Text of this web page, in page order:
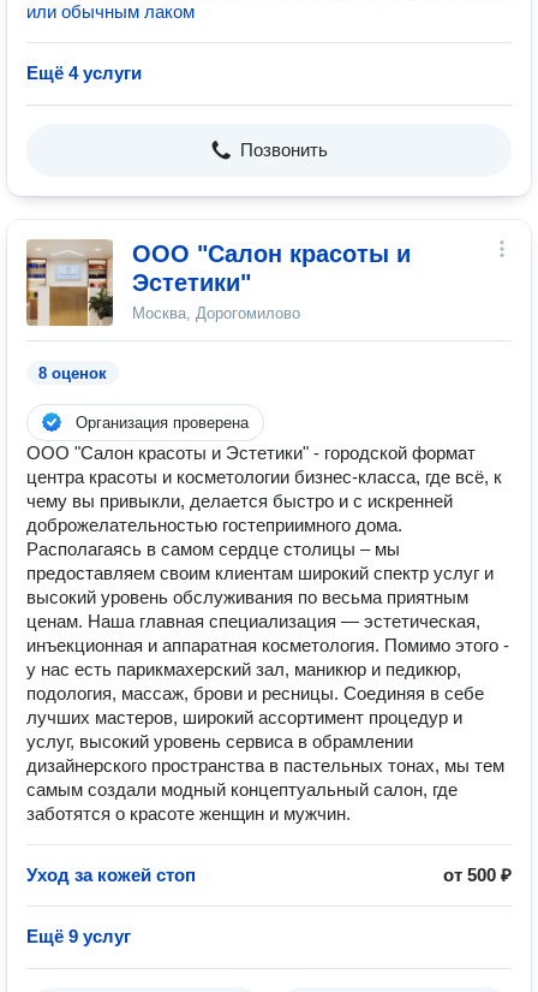
или обычным лаком
Ещё 4 услуги
Позвонить
ООО "Салон красоты и
Эстетики"
Москва, Дорогомилово
8 оценок
Организация проверена
ООО "Салон красоты и Эстетики" - городской формат
центра красоты и косметологии бизнес-класса, где всё, к
чему вы привыкли, делается быстро и с искренней
доброжелательностью гостеприимного дома.
Располагаясь в самом сердце столицы – мы
предоставляем своим клиентам широкий спектр услуг и
высокий уровень обслуживания по весьма приятным
ценам. Наша главная специализация — эстетическая,
инъекционная и аппаратная косметология. Помимо этого -
у нас есть парикмахерский зал, маникюр и педикюр,
подология, массаж, брови и ресницы. Соединяя в себе
лучших мастеров, широкий ассортимент процедур и
услуг, высокий уровень сервиса в обрамлении
дизайнерского пространства в пастельных тонах, мы тем
самым создали модный концептуальный салон, где
заботятся о красоте женщин и мужчин.
Уход за кожей стоп от 500 ₽
Ещё 9 услуг